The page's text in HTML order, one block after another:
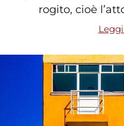
rogito, cioè